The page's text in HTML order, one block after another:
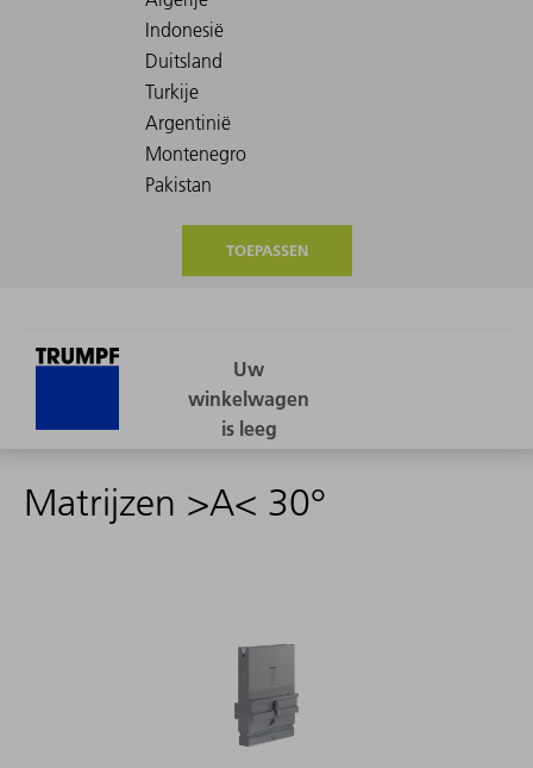
TOEPASSEN
Matrijzen >A< 30°